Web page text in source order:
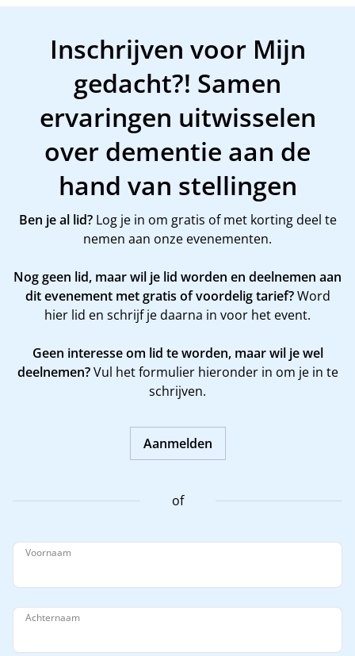
Inschrijven voor Mijn
gedacht?! Samen
ervaringen uitwisselen
over dementie aan de
hand van stellingen
Ben je al lid?Log je in om gratis of met korting deel te
nemen aan onze evenementen.
Nog geen lid, maar wil je lid worden en deelnemen aan
dit evenement met gratis of voordelig tarief?Word
hier lid en schrijf je daarna in voor het event.
Geen interesse om lid te worden, maar wil je wel
deelnemen?Vul het formulier hieronder in om je in te
schrijven.
Aanmelden
of
Voornaam
Achternaam